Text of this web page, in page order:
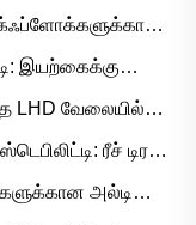
இயற்கைக்கு
அளவுகள் மற்றும்
LHD வேலையில்லா
ஏன் முக்கியம்
ரீச் டிரக்
வழிகாட்டி
அல்டிமேட்